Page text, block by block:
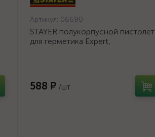
Артикул: 06690
STAYER полукорпусной пистолет
для герметика Expert,
588 ₽ /шт